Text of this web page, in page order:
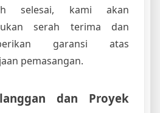
selesai, kami akan
serah terima dan
garansi atas
pemasangan.
dan Proyek